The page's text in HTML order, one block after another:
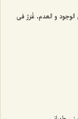
الوجود و العدم، غُرَرٌ فی